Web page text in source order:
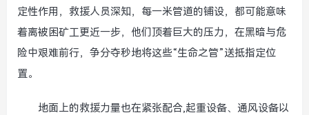
定性作用，救援人员深知，每一米管道的铺设，都可能意味
着离被困矿工更近一步，他们顶着巨大的压力，在黑暗与危
险中艰难前行，争分夺秒地将这些“生命之管”送抵指定位
置。
地面上的救援力量也在紧张配合,起重设备、通风设备以